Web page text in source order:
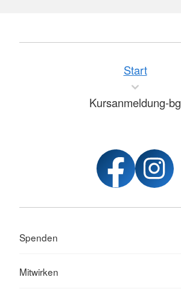
Start
Kursanmeldung-bg
Spenden
Mitwirken